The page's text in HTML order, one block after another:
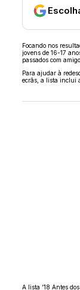
Focando nos
jovens de 16-17
passados com
Para ajudar à
ecrãs, a lista inclui
A lista ‘18 Antes